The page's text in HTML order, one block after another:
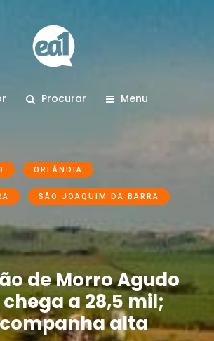
Procurar Menu
ORLÂNDIA
SÃO JOAQUIM DA BARRA
de Morro Agudo
a 28,5 mil;
alta